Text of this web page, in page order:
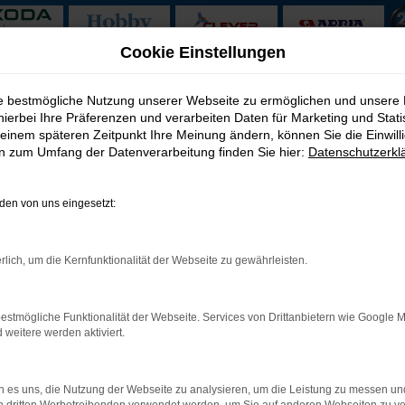
kaufen mit Lieferservice
mehr als ein Kompromiss
der Geldersparnis erwirbt, verkennt die besondere Qualität
auf dem sprichwörtlichen „Buckel“ kaum etwas ausmachen.
zu verzichten. Der Hersteller war in vielen
Ford Kuga Gebrauchtwagen für Kassel weit entgegen
Network Error
Cookie Einstellungen
bestmögliche Nutzung unserer Webseite zu ermöglichen und unsere
Ihre Präferenzen und verarbeiten Daten für Marketing und
späteren Zeitpunkt Ihre Meinung ändern, können Sie die
zum Umfang der Datenverarbeitung finden Sie hier:
von uns eingesetzt:
um die Kernfunktionalität der Webseite zu gewährleisten.
Funktionalität der Webseite. Services von Drittanbietern wie Google
weitere werden aktiviert.
es uns, die Nutzung der Webseite zu analysieren, um die Leistung zu messen